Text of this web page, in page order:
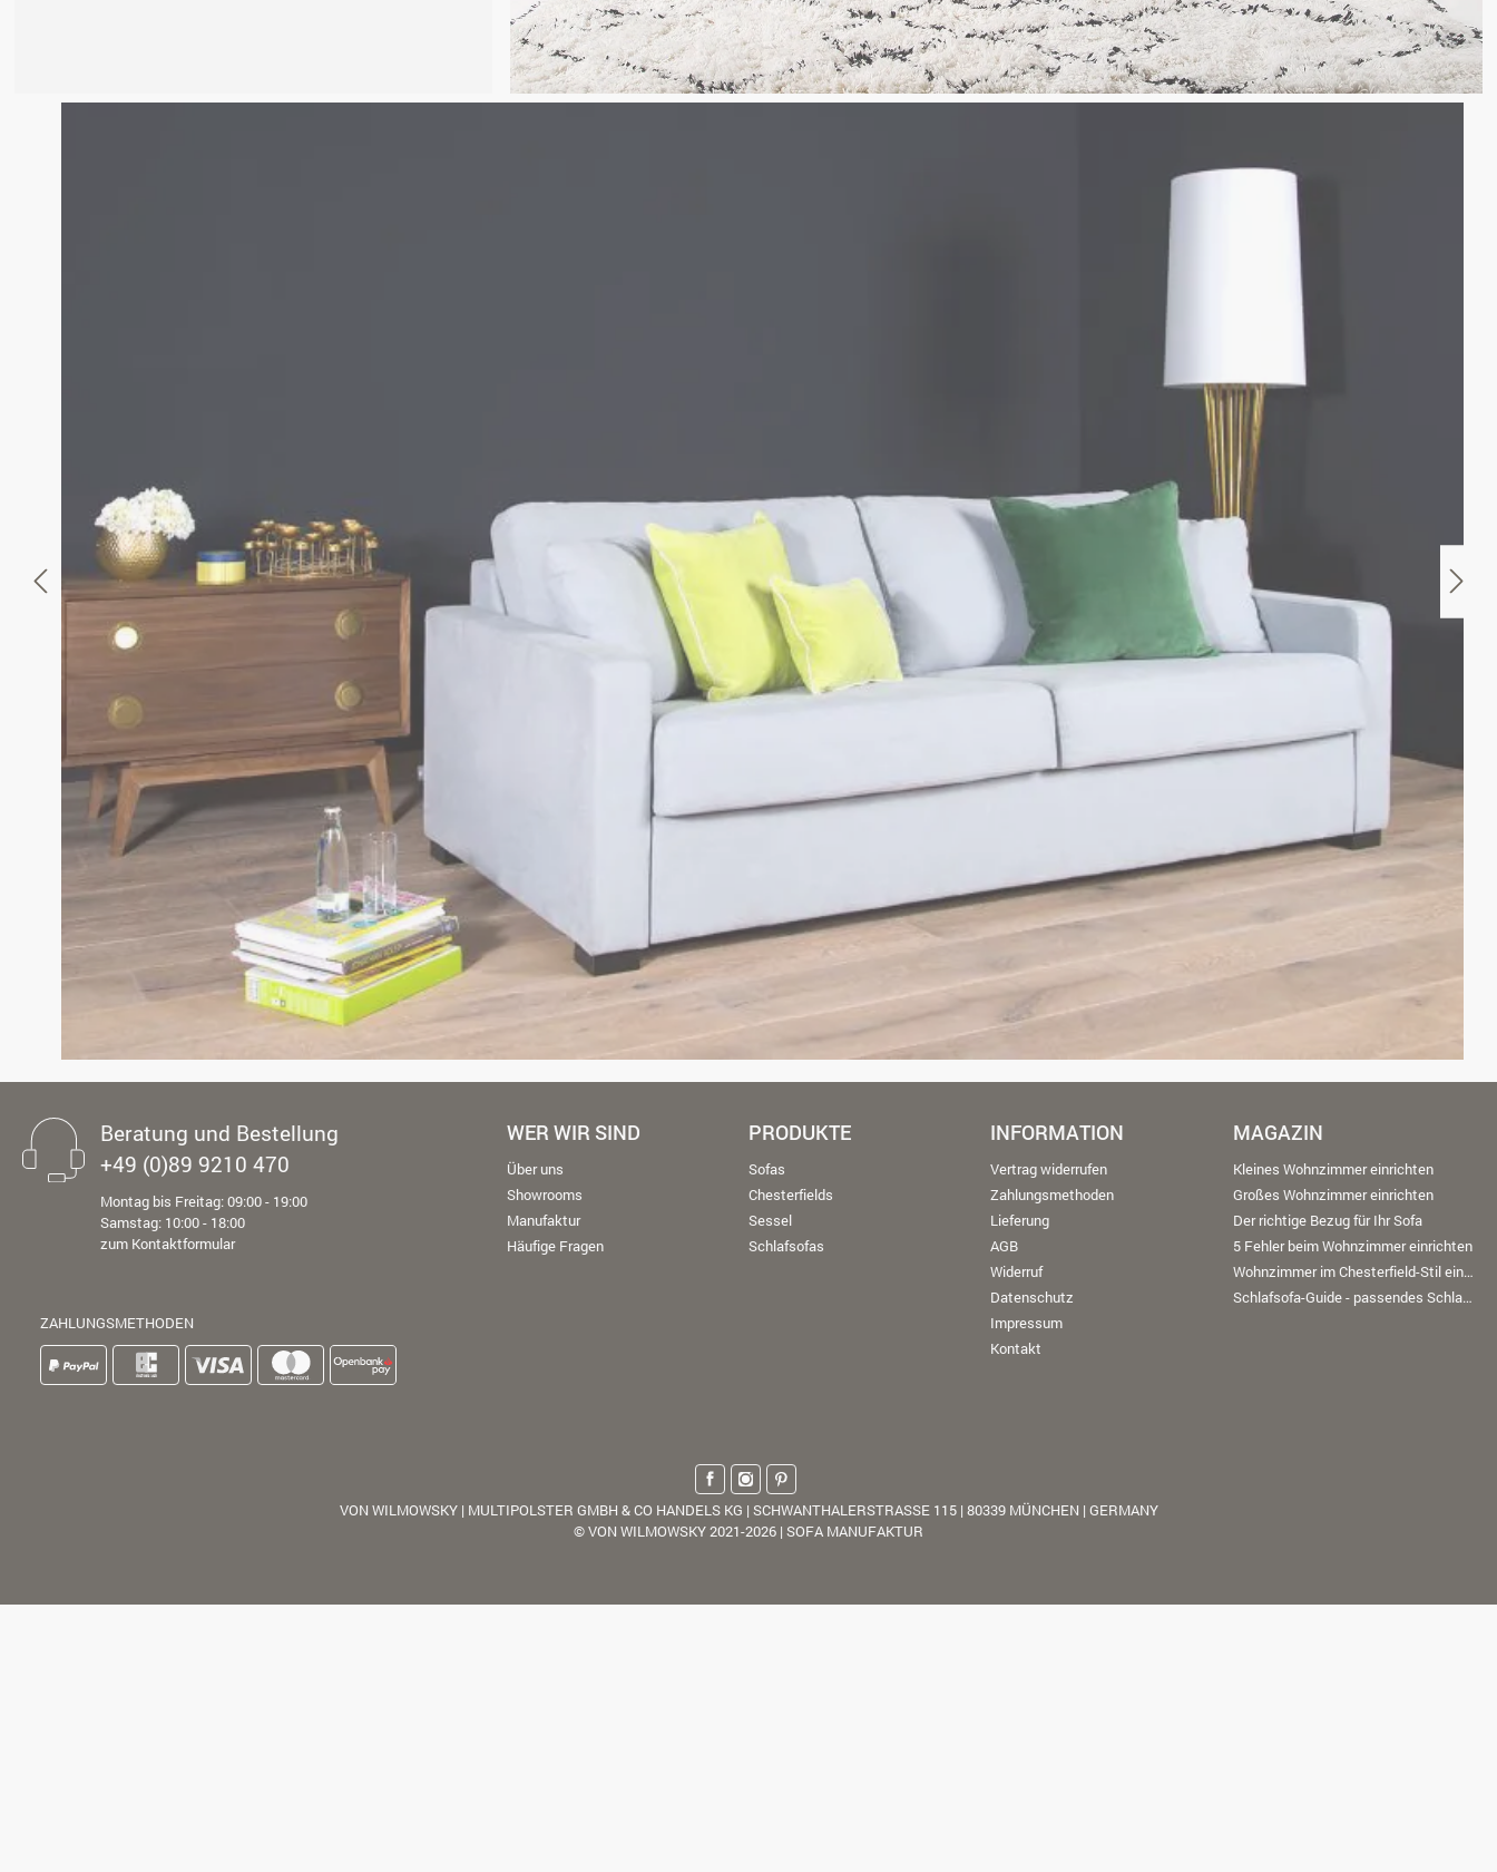
Beratung und Bestellung
+49 (0)89 9210 470
Montag bis Freitag: 09:00 - 19:00
Samstag: 10:00 - 18:00
zum Kontaktformular
ZAHLUNGSMETHODEN
WER WIR SIND
Über uns
Showrooms
Manufaktur
Häufige Fragen
PRODUKTE
Sofas
Chesterfields
Sessel
Schlafsofas
INFORMATION
Vertrag widerrufen
Zahlungsmethoden
Lieferung
AGB
Widerruf
Datenschutz
Impressum
Kontakt
MAGAZIN
Kleines Wohnzimmer einrichten
Großes Wohnzimmer einrichten
Der richtige Bezug für Ihr Sofa
5 Fehler beim Wohnzimmer einrichten
Wohnzimmer im Chesterfield-Stil einrichten
Schlafsofa-Guide - passendes Schlafsofa finden
VON WILMOWSKY | MULTIPOLSTER GMBH & CO HANDELS KG | SCHWANTHALERSTRASSE 115 | 80339 MÜNCHEN | GERMANY
© VON WILMOWSKY 2021-2026 | SOFA MANUFAKTUR